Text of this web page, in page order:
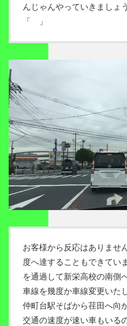
んじゃんやっていきましょう
「 」
お客様から反応はありませ
度へ達することもできてい
を通過して新栄高校の南側
車線を幾度か車線変更いた
仲町台駅そばから荏田へ向
交通の速度が速い車もいる